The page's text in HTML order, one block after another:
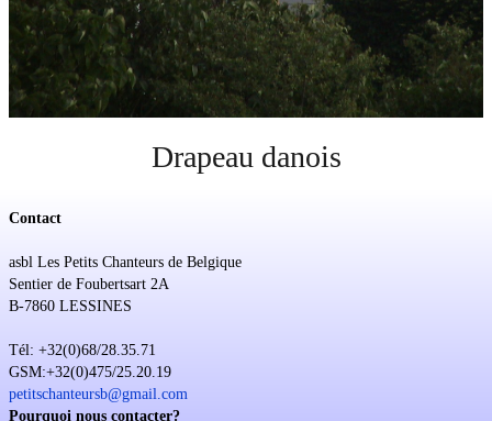
Événements
Drapeau danois
Contact
asbl Les Petits Chanteurs de Belgique
Sentier de Foubertsart 2A
B-7860 LESSINES
Tél: +32(0)68/28.35.71
GSM:+32(0)475/25.20.19
petitschanteursb@gmail.com
Pourquoi nous contacter?